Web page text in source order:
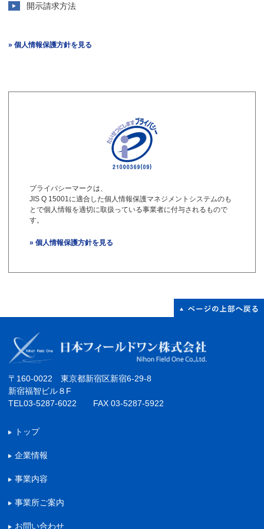
開示請求方法
» 個人情報保護方針を見る
プライバシーマークは、
JIS Q 15001に適合した個人情報保護マネジメントシステムのも
とで個人情報を適切に取扱っている事業者に付与されるもので
す。
» 個人情報保護方針を見る
〒160-0022 東京都新宿区新宿6-29-8
新宿福智ビル８F
TEL03-5287-6022 FAX 03-5287-5922
トップ
企業情報
事業内容
事業所ご案内
お問い合わせ